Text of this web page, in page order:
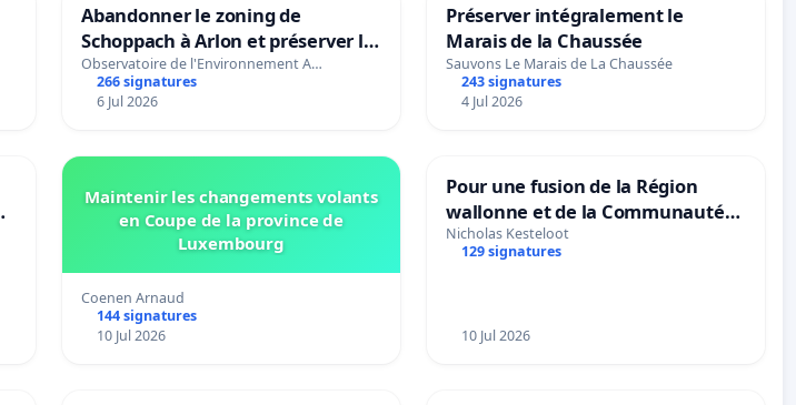
Abandonner le zoning de
Schoppach à Arlon et préserver le
site naturel
Observatoire de l'Environnement A…
266 signatures
6 Jul 2026
Préserver intégralement le
Marais de la Chaussée
Sauvons Le Marais de La Chaussée
243 signatures
4 Jul 2026
Maintenir les changements volants
en Coupe de la province de
Luxembourg
Coenen Arnaud
144 signatures
10 Jul 2026
Pour une fusion de la Région
wallonne et de la Communauté
française (Fédération Wallonie-
Bruxelles)
Nicholas Kesteloot
129 signatures
10 Jul 2026